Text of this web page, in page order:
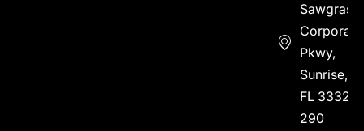
Sawgrass
Corporate
Pkwy,
Sunrise,
FL 33323
290